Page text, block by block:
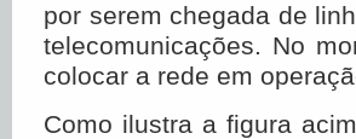
por serem chegada de
telecomunicações. No
colocar a rede em
Como ilustra a figura